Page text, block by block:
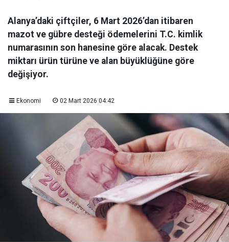
Alanya’daki çiftçiler, 6 Mart 2026’dan itibaren
mazot ve gübre desteği ödemelerini T.C. kimlik
numarasının son hanesine göre alacak. Destek
miktarı ürün türüne ve alan büyüklüğüne göre
değişiyor.
Ekonomi 02 Mart 2026 04:42